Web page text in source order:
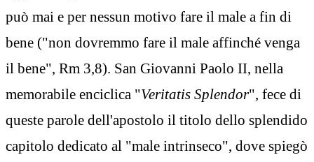
può mai e per nessun motivo fare il male a fin di
bene ("non dovremmo fare il male affinché venga
il bene", Rm 3,8). San Giovanni Paolo II, nella
memorabile enciclica "Veritatis Splendor", fece di
queste parole dell'apostolo il titolo dello splendido
capitolo dedicato al "male intrinseco", dove spiegò